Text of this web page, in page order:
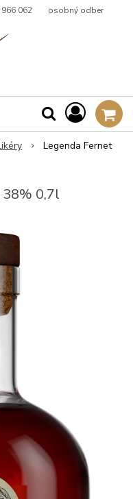
062 osobný odber
Legenda Fernet
0,7l